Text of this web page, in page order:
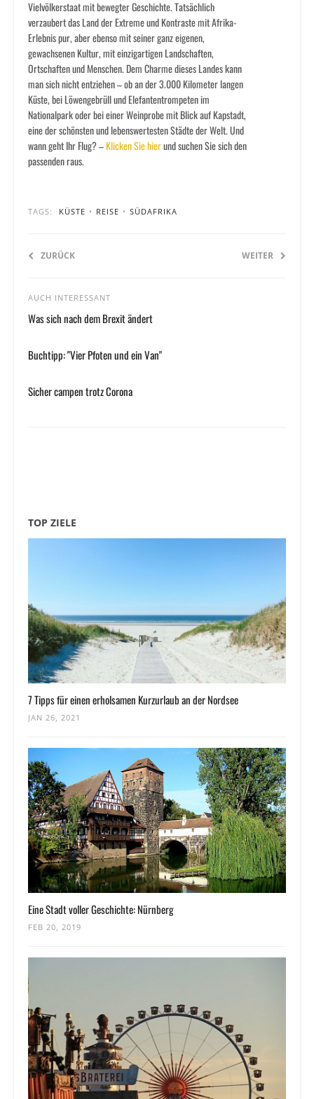
Vielvölkerstaat mit bewegter Geschichte. Tatsächlich
verzaubert das Land der Extreme und Kontraste mit Afrika-
Erlebnis pur, aber ebenso mit seiner ganz eigenen,
gewachsenen Kultur, mit einzigartigen Landschaften,
Ortschaften und Menschen. Dem Charme dieses Landes kann
man sich nicht entziehen – ob an der 3.000 Kilometer langen
Küste, bei Löwengebrüll und Elefantentrompeten im
Nationalpark oder bei einer Weinprobe mit Blick auf Kapstadt,
eine der schönsten und lebenswertesten Städte der Welt. Und
wann geht Ihr Flug? –Klicken Sie hierund suchen Sie sich den
passenden raus.
TAGS: KÜSTE • REISE • SÜDAFRIKA
ZURÜCK WEITER
AUCH INTERESSANT
Was sich nach dem Brexit ändert
Buchtipp: "Vier Pfoten und ein Van"
Sicher campen trotz Corona
TOP ZIELE
7 Tipps für einen erholsamen Kurzurlaub an der Nordsee
JAN 26, 2021
Eine Stadt voller Geschichte: Nürnberg
FEB 20, 2019